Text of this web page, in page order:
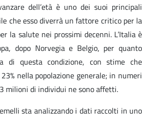
dell’età è uno dei suoi principali
che esso diverrà un fattore critico per la
la salute nei prossimi decenni. L’Italia è
dopo Norvegia e Belgio, per quanto
di questa condizione, con stime che
nella popolazione generale; in numeri
milioni di individui ne sono affetti.
sta analizzando i dati raccolti in uno